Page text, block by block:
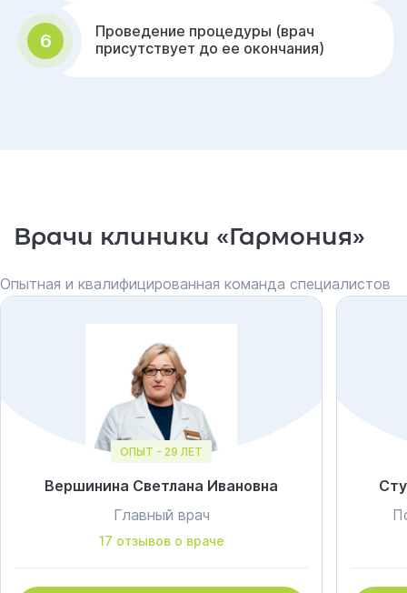
6
Проведение процедуры (врач
присутствует до ее окончания)
Врачи клиники «Гармония»
Опытная и квалифицированная команда специалистов
ОПЫТ - 29 ЛЕТ
Вершинина Светлана Ивановна
Главный врач
17 отзывов о враче